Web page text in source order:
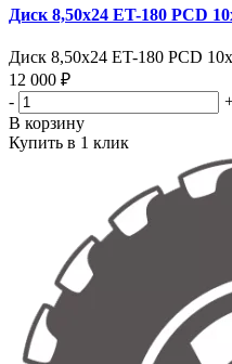
Диск 8,50х24 ET-180 PCD
Диск 8,50х24 ET-180 PCD
12 000 ₽
-
В корзину
Купить в 1 клик